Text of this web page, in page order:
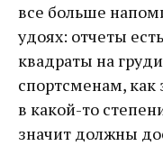
все больше
удоях: отчеты
квадраты на
спортсменам, как
в какой-то
значит должны